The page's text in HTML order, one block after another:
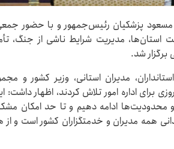
پزشکیان رئیس‌جمهور و با حضور
استان‌ها، مدیریت شرایط ناشی از جنگ،
شد.
مدیران استانی، وزیر کشور و
برای اداره امور تلاش کردند، اظهار داشت:
و محدودیت‌ها ادامه دهیم و تا حد امکان
همه مدیران و خدمتگزاران کشور است و از